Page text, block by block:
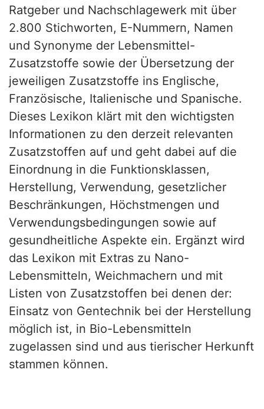
Ratgeber und Nachschlagewerk mit über
2.800 Stichworten, E-Nummern, Namen
und Synonyme der Lebensmittel-
Zusatzstoffe sowie der Übersetzung der
jeweiligen Zusatzstoffe ins Englische,
Französische, Italienische und Spanische.
Dieses Lexikon klärt mit den wichtigsten
Informationen zu den derzeit relevanten
Zusatzstoffen auf und geht dabei auf die
Einordnung in die Funktionsklassen,
Herstellung, Verwendung, gesetzlicher
Beschränkungen, Höchstmengen und
Verwendungsbedingungen sowie auf
gesundheitliche Aspekte ein. Ergänzt wird
das Lexikon mit Extras zu Nano-
Lebensmitteln, Weichmachern und mit
Listen von Zusatzstoffen bei denen der:
Einsatz von Gentechnik bei der Herstellung
möglich ist, in Bio-Lebensmitteln
zugelassen sind und aus tierischer Herkunft
stammen können.